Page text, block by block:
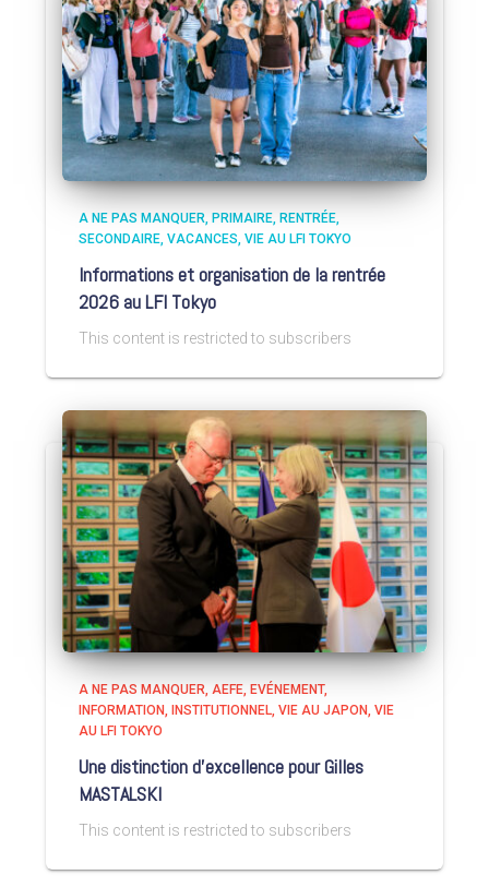
A NE PAS MANQUER PRIMAIRE RENTRÉE
SECONDAIRE VACANCES VIE AU LFI TOKYO
Informations et organisation de la rentrée
2026 au LFI Tokyo
This content is restricted to subscribers
A NE PAS MANQUER AEFE EVÉNEMENT
INFORMATION
INSTITUTIONNEL VIE AU JAPON VIE
AU LFI TOKYO
Une distinction d’excellence pour Gilles
MASTALSKI
This content is restricted to subscribers